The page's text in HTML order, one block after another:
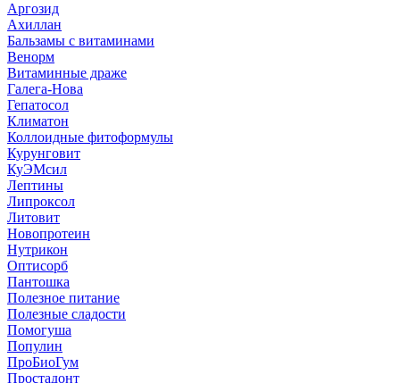
Аргозид
Ахиллан
Бальзамы с витаминами
Венорм
Витаминные драже
Галега-Нова
Гепатосол
Климатон
Коллоидные фитоформулы
Курунговит
КуЭМсил
Лептины
Липроксол
Литовит
Новопротеин
Нутрикон
Оптисорб
Пантошка
Полезное питание
Полезные сладости
Помогуша
Популин
ПроБиоГум
Простадонт